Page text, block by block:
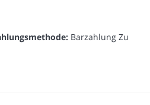
Barzahlung Zu